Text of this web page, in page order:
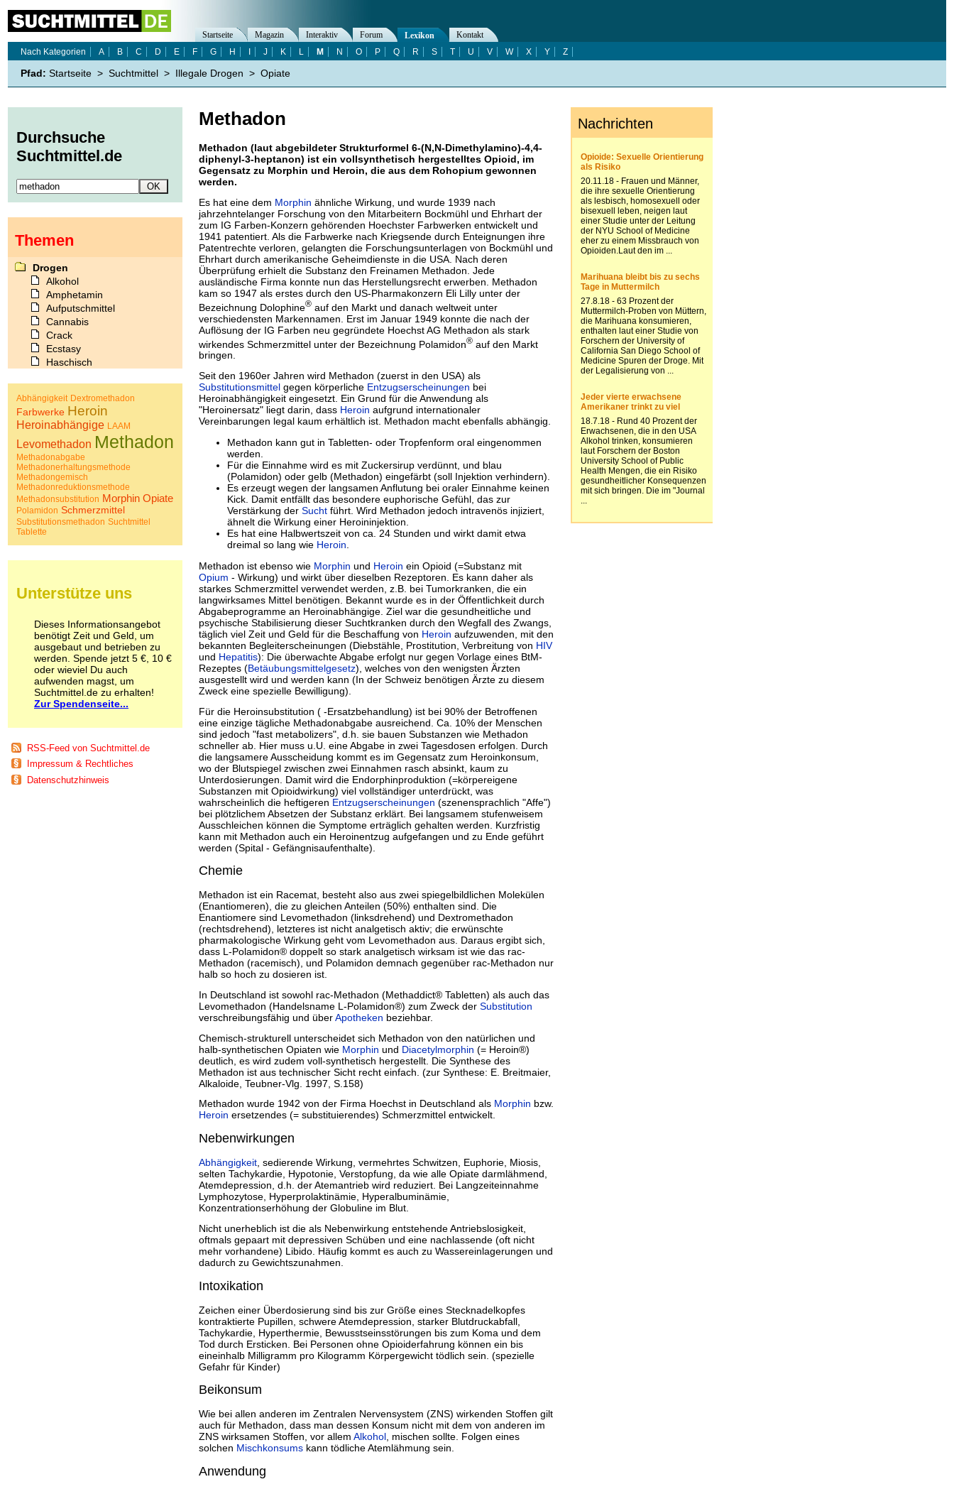
Methadon
Methadon (laut abgebildeter Strukturformel 6-(N,N-Dimethylamino)-4,4-
diphenyl-3-heptanon) ist ein vollsynthetisch hergestelltes Opioid, im
Gegensatz zu Morphin und Heroin, die aus dem Rohopium gewonnen
werden.
Es hat eine dem Morphin ähnliche Wirkung, und wurde 1939 nach
jahrzehntelanger Forschung von den Mitarbeitern Bockmühl und Ehrhart der
zum IG Farben-Konzern gehörenden Hoechster Farbwerken entwickelt und
1941 patentiert. Als die Farbwerke nach Kriegsende durch Enteignungen ihre
Patentrechte verloren, gelangten die Forschungsunterlagen von Bockmühl und
Ehrhart durch amerikanische Geheimdienste in die USA. Nach deren
Überprüfung erhielt die Substanz den Freinamen Methadon. Jede
ausländische Firma konnte nun das Herstellungsrecht erwerben. Methadon
kam so 1947 als erstes durch den US-Pharmakonzern Eli Lilly unter der
Bezeichnung Dolophine® auf den Markt und danach weltweit unter
verschiedensten Markennamen. Erst im Januar 1949 konnte die nach der
Auflösung der IG Farben neu gegründete Hoechst AG Methadon als stark
wirkendes Schmerzmittel unter der Bezeichnung Polamidon® auf den Markt
bringen.
Seit den 1960er Jahren wird Methadon (zuerst in den USA) als
Substitutionsmittel gegen körperliche Entzugserscheinungen bei
Heroinabhängigkeit eingesetzt. Ein Grund für die Anwendung als
"Heroinersatz" liegt darin, dass Heroin aufgrund internationaler
Vereinbarungen legal kaum erhältlich ist. Methadon macht ebenfalls abhängig.
Methadon kann gut in Tabletten- oder Tropfenform oral eingenommen
werden.
Für die Einnahme wird es mit Zuckersirup verdünnt, und blau
(Polamidon) oder gelb (Methadon) eingefärbt (soll Injektion verhindern).
Es erzeugt wegen der langsamen Anflutung bei oraler Einnahme keinen
Kick. Damit entfällt das besondere euphorische Gefühl, das zur
Verstärkung der Sucht führt. Wird Methadon jedoch intravenös injiziert,
ähnelt die Wirkung einer Heroininjektion.
Es hat eine Halbwertszeit von ca. 24 Stunden und wirkt damit etwa
dreimal so lang wie Heroin
Methadon ist ebenso wie Morphin und Heroin ein Opioid (=Substanz mit
Opium - Wirkung) und wirkt über dieselben Rezeptoren. Es kann daher als
starkes Schmerzmittel verwendet werden, z.B. bei Tumorkranken, die ein
langwirksames Mittel benötigen. Bekannt wurde es in der Öffentlichkeit durch
Abgabeprogramme an Heroinabhängige. Ziel war die gesundheitliche und
psychische Stabilisierung dieser Suchtkranken durch den Wegfall des Zwangs,
täglich viel Zeit und Geld für die Beschaffung von Heroin aufzuwenden, mit den
bekannten Begleiterscheinungen (Diebstähle, Prostitution, Verbreitung von HIV
und Hepatitis): Die überwachte Abgabe erfolgt nur gegen Vorlage eines BtM-
Rezeptes (Betäubungsmittelgesetz), welches von den wenigsten Ärzten
ausgestellt wird und werden kann (In der Schweiz benötigen Ärzte zu diesem
Zweck eine spezielle Bewilligung).
Für die Heroinsubstitution ( -Ersatzbehandlung) ist bei 90% der Betroffenen
eine einzige tägliche Methadonabgabe ausreichend. Ca. 10% der Menschen
sind jedoch "fast metabolizers", d.h. sie bauen Substanzen wie Methadon
schneller ab. Hier muss u.U. eine Abgabe in zwei Tagesdosen erfolgen. Durch
die langsamere Ausscheidung kommt es im Gegensatz zum Heroinkonsum,
wo der Blutspiegel zwischen zwei Einnahmen rasch absinkt, kaum zu
Unterdosierungen. Damit wird die Endorphinproduktion (=körpereigene
Substanzen mit Opioidwirkung) viel vollständiger unterdrückt, was
wahrscheinlich die heftigeren Entzugserscheinungen (szenensprachlich "Affe")
bei plötzlichem Absetzen der Substanz erklärt. Bei langsamem stufenweisem
Ausschleichen können die Symptome erträglich gehalten werden. Kurzfristig
kann mit Methadon auch ein Heroinentzug aufgefangen und zu Ende geführt
werden (Spital - Gefängnisaufenthalte).
Chemie
Methadon ist ein Racemat, besteht also aus zwei spiegelbildlichen Molekülen
(Enantiomeren), die zu gleichen Anteilen (50%) enthalten sind. Die
Enantiomere sind Levomethadon (linksdrehend) und Dextromethadon
(rechtsdrehend), letzteres ist nicht analgetisch aktiv; die erwünschte
pharmakologische Wirkung geht vom Levomethadon aus. Daraus ergibt sich,
dass L-Polamidon® doppelt so stark analgetisch wirksam ist wie das rac-
Methadon (racemisch), und Polamidon demnach gegenüber rac-Methadon nur
halb so hoch zu dosieren ist.
In Deutschland ist sowohl rac-Methadon (Methaddict® Tabletten) als auch das
Levomethadon (Handelsname L-Polamidon®) zum Zweck der Substitution
verschreibungsfähig und überApotheken beziehbar.
Chemisch-strukturell unterscheidet sich Methadon von den natürlichen und
halb-synthetischen Opiaten wie Morphin und Diacetylmorphin (= Heroin®)
deutlich, es wird zudem voll-synthetisch hergestellt. Die Synthese des
Methadon ist aus technischer Sicht recht einfach. (zur Synthese: E. Breitmaier,
Alkaloide, Teubner-Vlg. 1997, S.158)
Methadon wurde 1942 von der Firma Hoechst in Deutschland als Morphin bzw.
Heroin ersetzendes (= substituierendes) Schmerzmittel entwickelt.
Nebenwirkungen
Abhängigkeit , sedierende Wirkung, vermehrtes Schwitzen, Euphorie, Miosis,
selten Tachykardie, Hypotonie, Verstopfung, da wie alle Opiate darmlähmend,
Atemdepression, d.h. der Atemantrieb wird reduziert. Bei Langzeiteinnahme
Lymphozytose, Hyperprolaktinämie, Hyperalbuminämie,
Konzentrationserhöhung der Globuline im Blut.
Nicht unerheblich ist die als Nebenwirkung entstehende Antriebslosigkeit,
oftmals gepaart mit depressiven Schüben und eine nachlassende (oft nicht
mehr vorhandene) Libido. Häufig kommt es auch zu Wassereinlagerungen und
dadurch zu Gewichtszunahmen.
Intoxikation
Zeichen einer Überdosierung sind bis zur Größe eines Stecknadelkopfes
kontraktierte Pupillen, schwere Atemdepression, starker Blutdruckabfall,
Tachykardie, Hyperthermie, Bewusstseinsstörungen bis zum Koma und dem
Tod durch Ersticken. Bei Personen ohne Opioiderfahrung können ein bis
eineinhalb Milligramm pro Kilogramm Körpergewicht tödlich sein. (spezielle
Gefahr für Kinder)
Beikonsum
Wie bei allen anderen im Zentralen Nervensystem (ZNS) wirkenden Stoffen gilt
auch für Methadon, dass man dessen Konsum nicht mit dem von anderen im
ZNS wirksamen Stoffen, vor allem Alkohol, mischen sollte. Folgen eines
solchen Mischkonsums kann tödliche Atemlähmung sein.
Anwendung
Startseite Magazin Interaktiv Forum Lexikon
Kontakt
Nach Kategorien
A B C D E F G H J K L M N O P Q R S T U V W X Y Z
Pfad: Startseite > Suchtmittel > Illegale Drogen > Opiate
Durchsuche
Suchtmittel.de
Themen
Drogen
Alkohol
Amphetamin
Aufputschmittel
Cannabis
Crack
Ecstasy
Haschisch
Koffein
Kokain
Lachgas
LSD
Marihuana
Medikamente
Meskalin
Metamphetamin
Methadon
Morphin
Opium
Poppers
Schlafmittel
Schmerzmittel
Schnüffelstoffe
Spice
Sucht / Süchte
Alkoholsucht
Arbeitssucht
Co-Abhängigkeit
Computersucht
Essstörungen
Fernsehsucht
Fresssucht
Abhängigkeit Dextromethadon
Farbwerke Heroin
Heroinabhängige LAAM
Levomethadon Methadon
Methadonabgabe
Methadonerhaltungsmethode
Methadongemisch
Methadonreduktionsmethode
Methadonsubstitution Morphin Opiate
Polamidon Schmerzmittel
Substitutionsmethadon Suchtmittel
Tablette
Unterstütze uns
Dieses Informationsangebot
benötigt Zeit und Geld, um
ausgebaut und betrieben zu
werden. Spende jetzt 5 €, 10 €
oder wieviel Du auch
aufwenden magst, um
Suchtmittel.de zu erhalten!
Zur Spendenseite...
RSS-Feed von Suchtmittel.de
Impressum & Rechtliches
Datenschutzhinweis